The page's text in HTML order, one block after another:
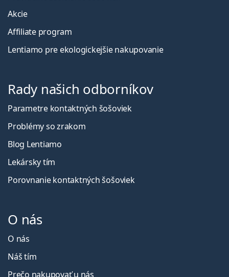
Akcie
Affiliate program
Lentiamo pre ekologickejšie nakupovanie
Rady našich odborníkov
Parametre kontaktných šošoviek
Problémy so zrakom
Blog Lentiamo
Lekársky tím
Porovnanie kontaktných šošoviek
O nás
O nás
Náš tím
Prečo nakupovať u nás